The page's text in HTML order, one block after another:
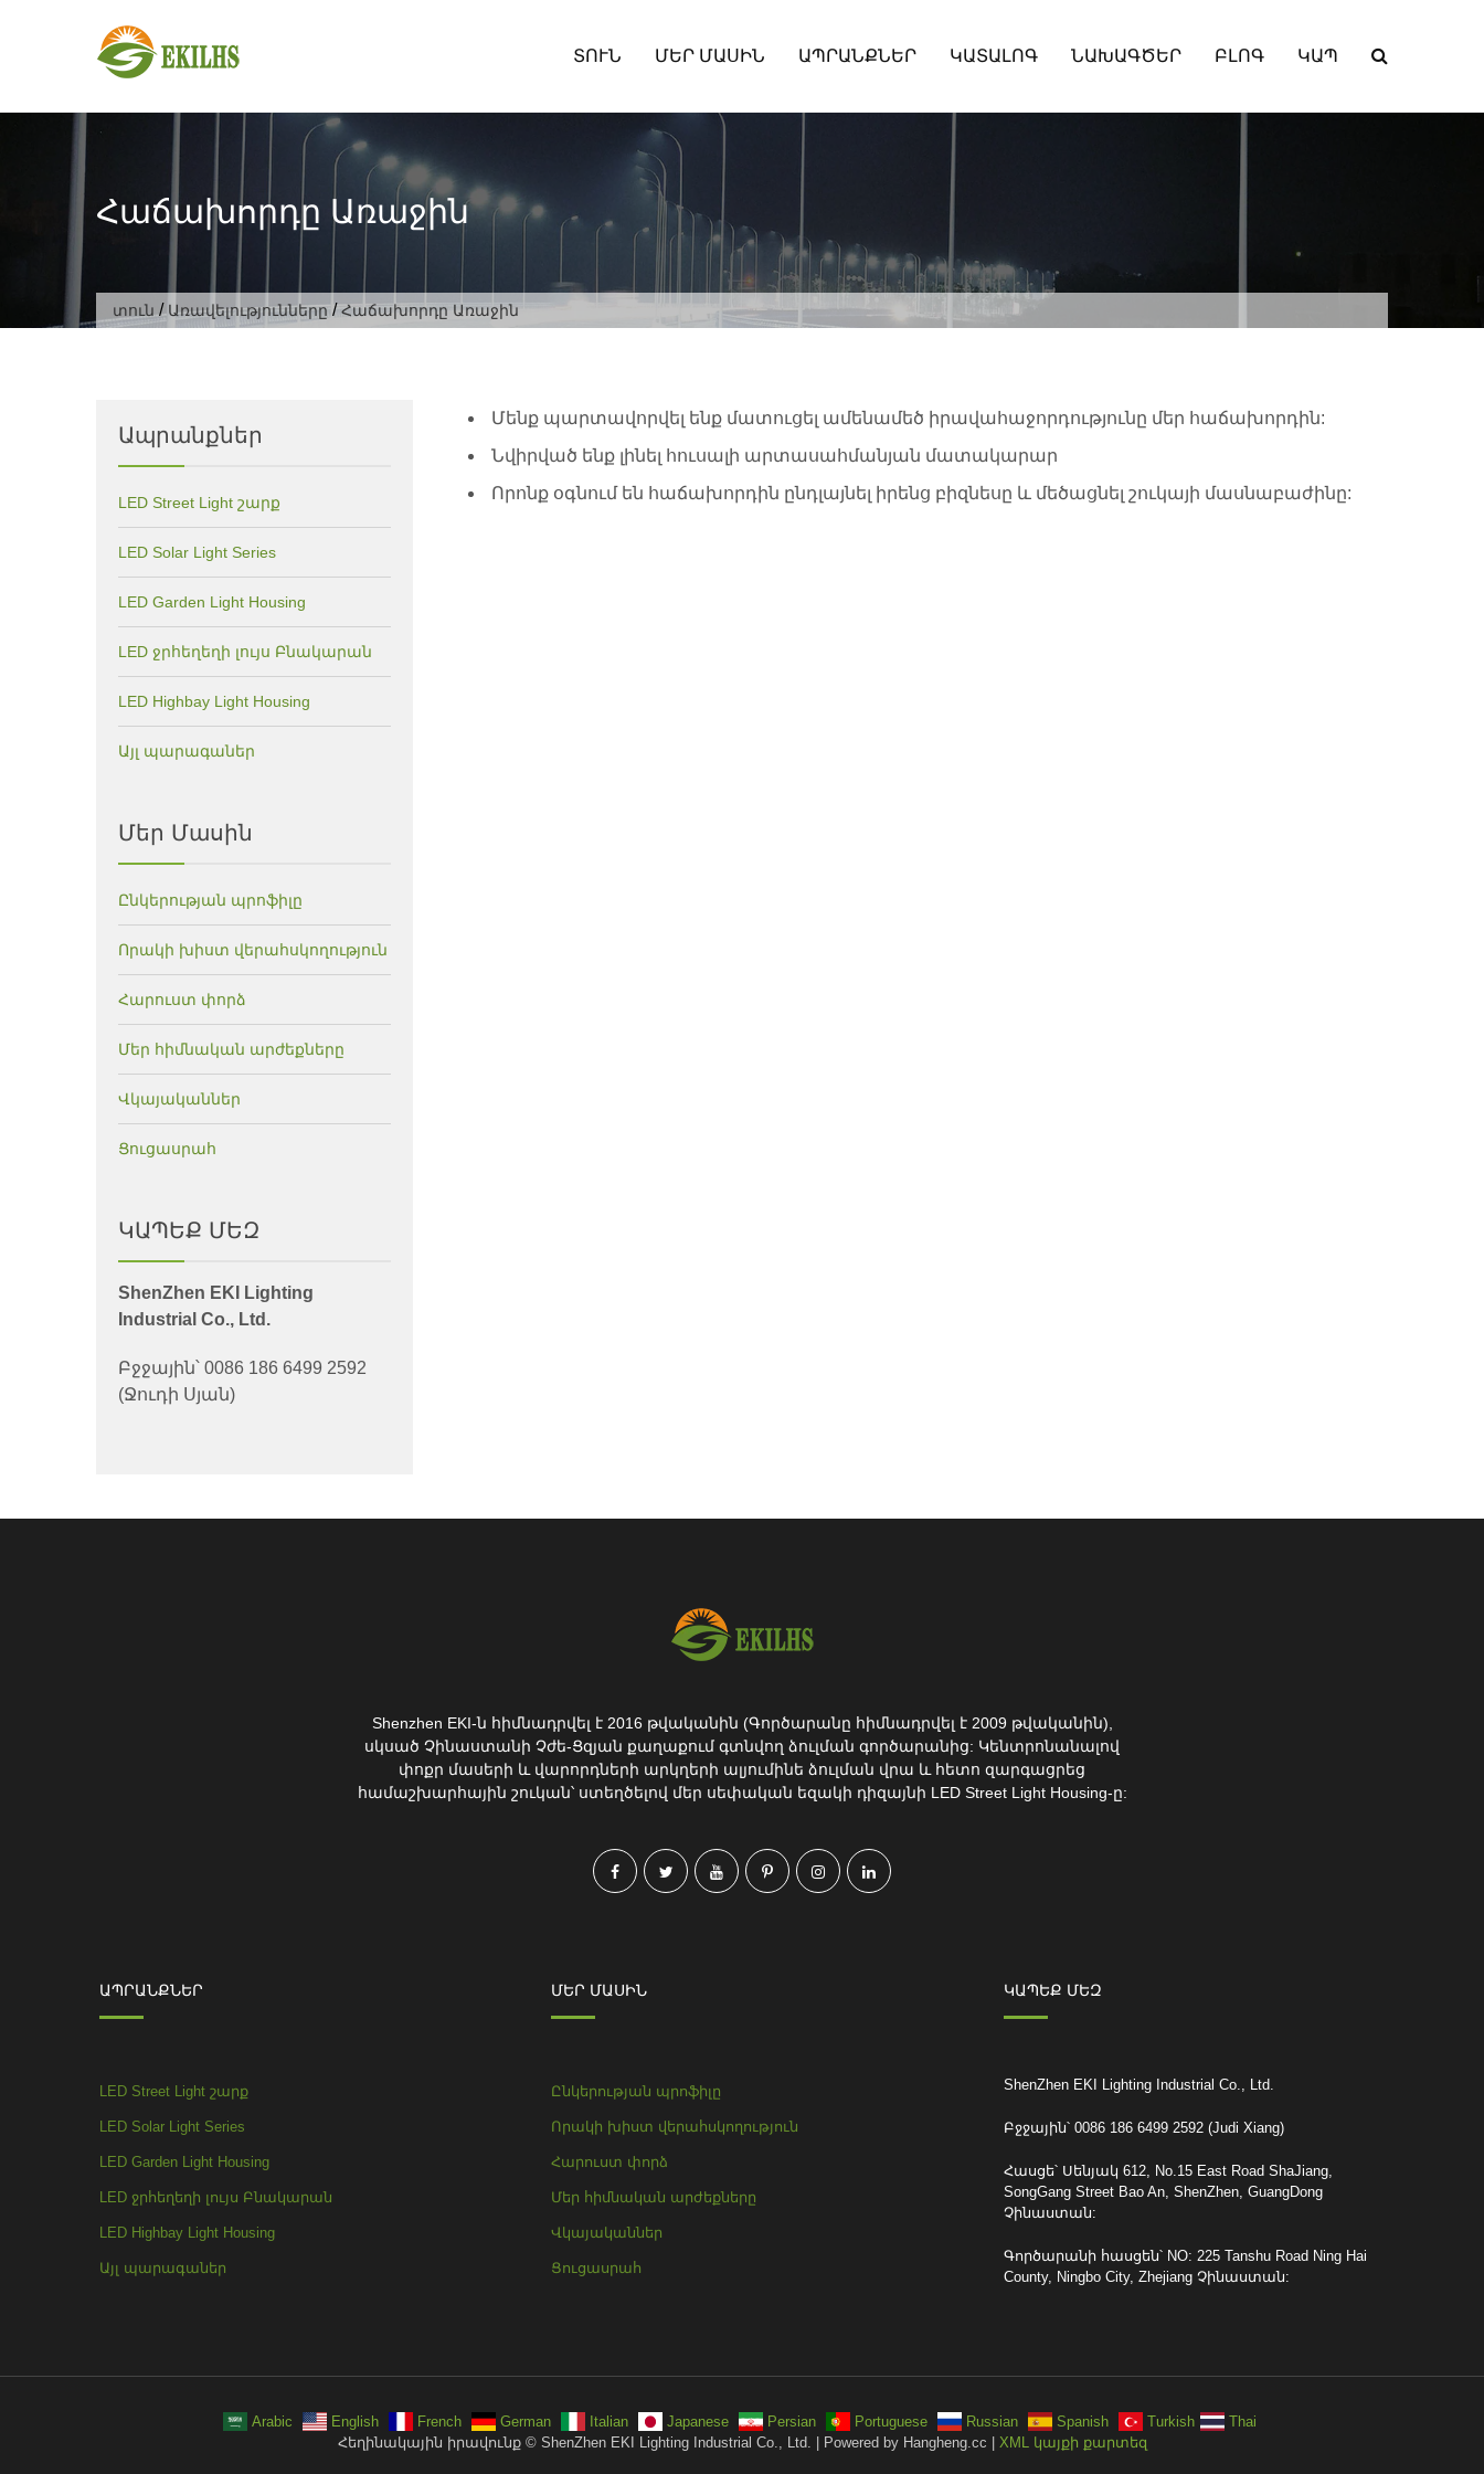
ՏՈՒՆ ՄԵՐ ՄԱՍԻՆ ԱՊՐԱՆՔՆԵՐ ԿԱՏԱԼՈԳ ՆԱԽԱԳԾԵՐ ԲԼՈԳ ԿԱՊ
Հաճախորդը Առաջին
տուն /Առավելությունները/Հաճախորդը Առաջին
Մենք պարտավորվել ենք մատուցել ամենամեծ իրավահաջորդությունը մեր հաճախորդին:
Նվիրված ենք լինել հուսալի արտասահմանյան մատակարար
Որոնք օգնում են հաճախորդին ընդլայնել իրենց բիզնեսը և մեծացնել շուկայի մասնաբաժինը:
Ապրանքներ
LED Street Light շարք
LED Solar Light Series
LED Garden Light Housing
LED ջրհեղեղի լույս Բնակարան
LED Highbay Light Housing
Այլ պարագաներ
Մեր Մասին
Ընկերության պրոֆիլը
Որակի խիստ վերահսկողություն
Հարուստ փորձ
Մեր հիմնական արժեքները
Վկայականներ
Ցուցասրահ
ԿԱՊԵՔ ՄԵԶ
ShenZhen EKI Lighting
Industrial Co., Ltd.
Բջջային՝ 0086 186 6499 2592
(Ջուդի Սյան)
Shenzhen EKI-ն հիմնադրվել է 2016 թվականին (Գործարանը հիմնադրվել է 2009 թվականին),
սկսած Չինաստանի Չժե-Ցզյան քաղաքում գտնվող ձուլման գործարանից: Կենտրոնանալով
փոքր մասերի և վարորդների արկղերի ալյումինե ձուլման վրա և հետո զարգացրեց
համաշխարհային շուկան՝ ստեղծելով մեր սեփական եզակի դիզայնի LED Street Light Housing-ը:
ԱՊՐԱՆՔՆԵՐ
LED Street Light շարք
LED Solar Light Series
LED Garden Light Housing
LED ջրհեղեղի լույս Բնակարան
LED Highbay Light Housing
Այլ պարագաներ
ՄԵՐ ՄԱՍԻՆ
Ընկերության պրոֆիլը
Որակի խիստ վերահսկողություն
Հարուստ փորձ
Մեր հիմնական արժեքները
Վկայականներ
Ցուցասրահ
ԿԱՊԵՔ ՄԵԶ
ShenZhen EKI Lighting Industrial Co., Ltd.
Բջջային՝ 0086 186 6499 2592 (Judi Xiang)
Հասցե՝ Սենյակ 612, No.15 East Road ShaJiang,
SongGang Street Bao An, ShenZhen, GuangDong
Չինաստան:
Գործարանի հասցեն՝ NO: 225 Tanshu Road Ning Hai
County, Ningbo City, Zhejiang Չինաստան:
Arabic English French German Italian Japanese Persian Portuguese Russian Spanish Turkish
Thai
Հեղինակային իրավունք © ShenZhen EKI Lighting Industrial Co., Ltd. | Powered by Hangheng.cc | XML կայքի քարտեզ